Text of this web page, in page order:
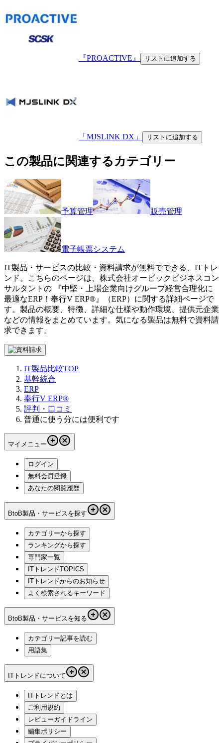
『PROACTIVE』 リストに追加する
「MJSLINK DX」 リストに追加する
この製品に関連するカテゴリー
予算管理 販売管理
電子帳票システム
IT製品・サービスの比較・資料請求が無料でできる、ITトレ
ンド。こちらのページは、 株式会社オービックビジネスコン
サルタント の 『中堅・上場企業向けグループ経営合理化に
最適なERP！ 奉行V ERP® 』（ERP）に関する詳細ページで
す。製品の概要、特徴、詳細な仕様や動作環境、提供元企業
などの情報をまとめています。気になる製品は無料で資料請
求できます。
IT製品比較TOP
基幹統合
ERP
奉行V ERP®
評判・口コミ
普通に使う分には便利です
マイメニュー
ログイン
無料会員登録
あなたの閲覧履歴
BtoB製品・サービスを探す
カテゴリーから探す
ランキングから探す
専門家一覧
ITトレンドTOPICS
ITトレンドからのお知らせ
よく検索されるキーワード
BtoB製品・サービスを知る
カテゴリー記事を読む
用語集
ITトレンドについて
ITトレンドとは
ご利用規約
レビューガイドライン
編集ポリシー